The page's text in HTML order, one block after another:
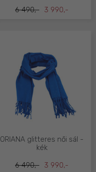
6 490,-
3 990,-
6 490,-
3 990,-
ORIANA glitteres női sál -
kék